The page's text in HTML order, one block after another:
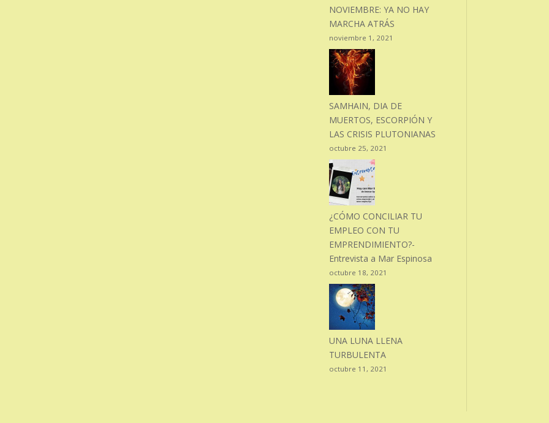
NOVIEMBRE: YA NO HAY
MARCHA ATRÁS
noviembre 1, 2021
SAMHAIN, DIA DE
MUERTOS, ESCORPIÓN Y
LAS CRISIS PLUTONIANAS
octubre 25, 2021
¿CÓMO CONCILIAR TU
EMPLEO CON TU
EMPRENDIMIENTO?-
Entrevista a Mar Espinosa
octubre 18, 2021
UNA LUNA LLENA
TURBULENTA
octubre 11, 2021